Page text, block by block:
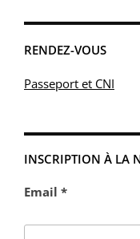
RENDEZ-VOUS
Passeport et CNI
INSCRIPTION À LA
Email *